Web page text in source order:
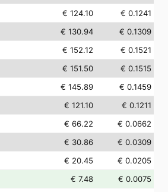
€ 124.10
€ 0.1241
€ 130.94
€ 0.1309
€ 152.12
€ 0.1521
€ 151.50
€ 0.1515
€ 145.89
€ 0.1459
€ 121.10
€ 0.1211
€ 66.22
€ 0.0662
€ 30.86
€ 0.0309
€ 20.45
€ 0.0205
€ 7.48
€ 0.0075